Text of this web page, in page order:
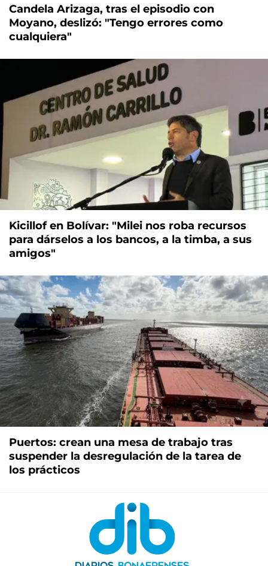
Candela Arizaga, tras el episodio con
Moyano, deslizó: "Tengo errores como
cualquiera"
Kicillof en Bolívar: "Milei nos roba recursos
para dárselos a los bancos, a la timba, a sus
amigos"
Puertos: crean una mesa de trabajo tras
suspender la desregulación de la tarea de
los prácticos